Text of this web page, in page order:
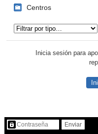
Centros
Inicia sesión para
Contenido protegido…